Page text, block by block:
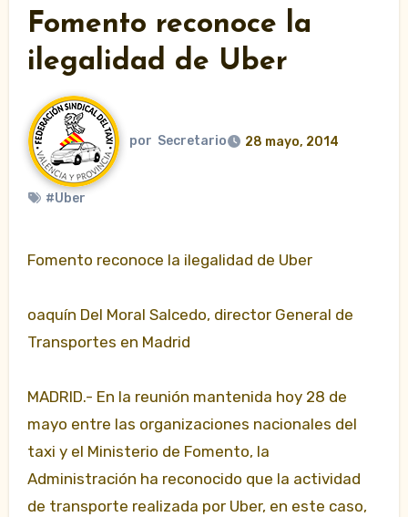
Fomento reconoce la
ilegalidad de Uber
por Secretario 28 mayo, 2014
#Uber
Fomento reconoce la ilegalidad de Uber
oaquín Del Moral Salcedo, director General de
Transportes en Madrid
MADRID.- En la reunión mantenida hoy 28 de
mayo entre las organizaciones nacionales del
taxi y el Ministerio de Fomento, la
Administración ha reconocido que la actividad
de transporte realizada por Uber, en este caso,